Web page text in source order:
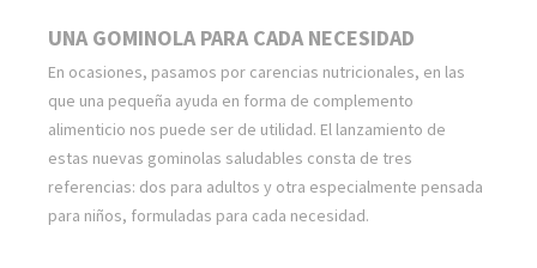
UNA GOMINOLA PARA CADA NECESIDAD
En ocasiones, pasamos por carencias nutricionales, en las
que una pequeña ayuda en forma de complemento
alimenticio nos puede ser de utilidad. El lanzamiento de
estas nuevas gominolas saludables consta de tres
referencias: dos para adultos y otra especialmente pensada
para niños, formuladas para cada necesidad.